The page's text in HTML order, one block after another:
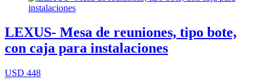
LEXUS- Mesa de reuniones, tipo bote,
con caja para instalaciones
USD 448